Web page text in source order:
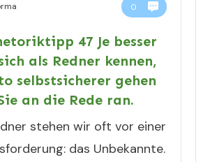
0
47 Je besser
als Redner kennen,
selbstsicherer gehen
an die Rede ran.
stehen wir oft vor einer
das Unbekannte.